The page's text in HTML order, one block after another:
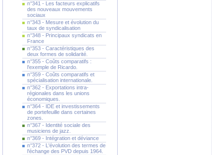
n°341 - Les facteurs explicatifs
des nouveaux mouvements
sociaux
n°343 - Mesure et évolution du
taux de syndicalisation
n°348 - Principaux syndicats en
France
n°353 - Caractéristiques des
deux formes de solidarité.
n°355 - Coûts comparatifs :
l'exemple de Ricardo.
n°359 - Coûts comparatifs et
spécialisation internationale.
n°362 - Exportations intra-
régionales dans les unions
économiques.
n°364 - IDE et investissements
de portefeuille dans certaines
zones.
n°367 - Identité sociale des
musiciens de jazz.
n°369 - Intégration et déviance
n°372 - L'évolution des termes de
l'échange des PVD depuis 1964.